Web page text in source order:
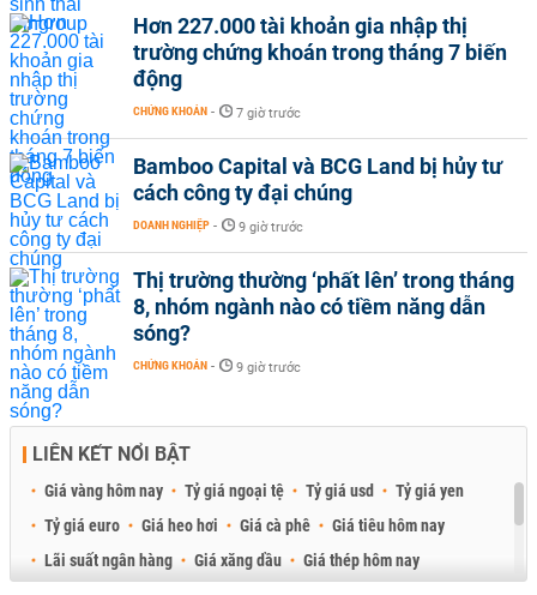
Hơn 227.000 tài khoản gia nhập thị
trường chứng khoán trong tháng 7 biến
động
CHỨNG KHOÁN - 7 giờ trước
Bamboo Capital và BCG Land bị hủy tư
cách công ty đại chúng
DOANH NGHIỆP - 9 giờ trước
Thị trường thường ‘phất lên’ trong tháng
8, nhóm ngành nào có tiềm năng dẫn
sóng?
CHỨNG KHOÁN - 9 giờ trước
LIÊN KẾT NỔI BẬT
Giá vàng hôm nay Tỷ giá ngoại tệ Tỷ giá usd
Tỷ giá yen
Tỷ giá euro
Giá heo hơi Giá cà phê
Giá tiêu hôm nay
Lãi suất ngân hàng
Giá xăng dầu
Giá thép hôm nay